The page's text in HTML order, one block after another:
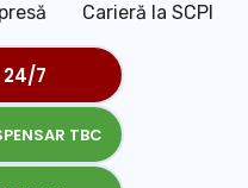
Carieră la SCPI
24/7
TBC